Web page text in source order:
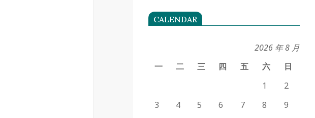
CALENDAR
2026 年 8 月
一
二 三 四 五 六
日
1
2
3
4 5 6 7 8
9